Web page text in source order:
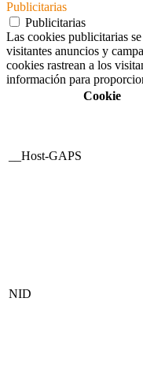
Publicitarias
Publicitarias
Las cookies publicitarias
visitantes anuncios y
cookies rastrean a los
información para
Cookie
__Host-GAPS
NID